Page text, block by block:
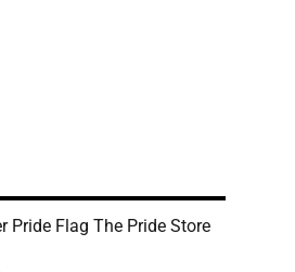
Pride Flag The Pride Store